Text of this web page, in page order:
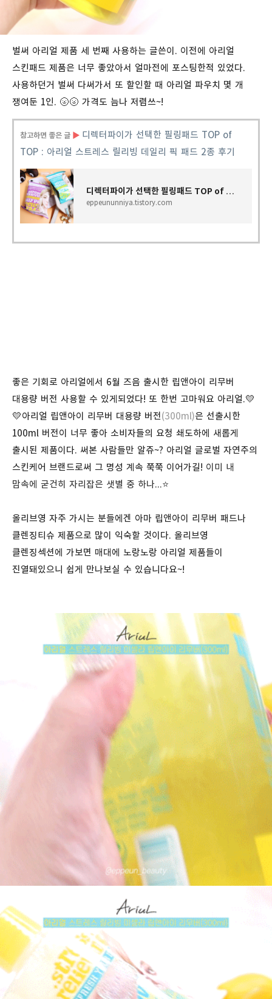
벌써 아리얼 제품 세 번째 사용하는 글쓴이. 이전에 아리얼
스킨패드 제품은 너무 좋았아서 얼마전에 포스팅한적 있었다.
사용하던거 벌써 다써가서 또 할인할 때 아리얼 파우치 몇 개
쟁여둔 1인. 🌝🌝 가격도 늠나 저렴쓰~!
참고하면 좋은 글 ▶ 디렉터파이가 선택한 필링패드 TOP of
TOP : 아리얼 스트레스 릴리빙 데일리 픽 패드 2종 후기
디렉터파이가 선택한 필링패드 TOP of TOP : 아리얼 스트레스 릴리빙 데일리 픽 패드 2종 후기
eppeununniya.tistory.com
좋은 기회로 아리얼에서 6월 즈음 출시한 립앤아이 리무버
대용량 버전 사용할 수 있게되었다! 또 한번 고마워요 아리얼.💛
💛아리얼 립앤아이 리무버 대용량 버전(300ml)은 선출시한
100ml 버전이 너무 좋아 소비자들의 요청 쇄도하에 새롭게
출시된 제품이다. 써본 사람들만 알쥬~? 아리얼 글로벌 자연주의
스킨케어 브랜드로써 그 명성 계속 쭉쭉 이어가길! 이미 내
맘속에 굳건히 자리잡은 샛별 중 하나...⭐️
올리브영 자주 가시는 분들에겐 아마 립앤아이 리무버 패드나
클렌징티슈 제품으로 많이 익숙할 것이다. 올리브영
클렌징섹션에 가보면 매대에 노랑노랑 아리얼 제품들이
진열돼있으니 쉽게 만나보실 수 있습니다요~!